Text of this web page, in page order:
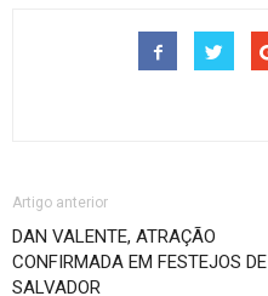
Artigo anterior
DAN VALENTE, ATRAÇÃO
CONFIRMADA EM FESTEJOS DE
SALVADOR